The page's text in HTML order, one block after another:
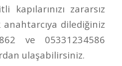
kapılarınızı zararsız
anahtarcıya dilediğiniz
ve 05331234586
ulaşabilirsiniz.